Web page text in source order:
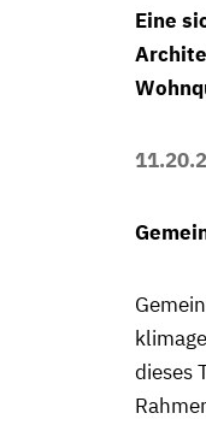
Eine
dieses